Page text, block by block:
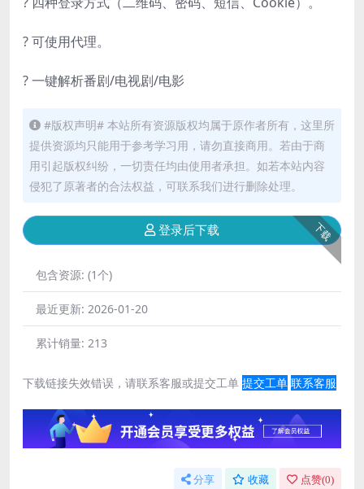
? 可使用代理。
? 一键解析番剧/电视剧/电影
#版权声明# 本站所有资源版权均属于原作者所有，这里所
提供资源均只能用于参考学习用，请勿直接商用。若由于商
用引起版权纠纷，一切责任均由使用者承担。如若本站内容
侵犯了原著者的合法权益，可联系我们进行删除处理。
下载
登录后下载
包含资源: (1个)
最近更新: 2026-01-20
累计销量: 213
下载链接失效错误，请联系客服或提交工单 提交工单 联系客服
分享 收藏 点赞(0)